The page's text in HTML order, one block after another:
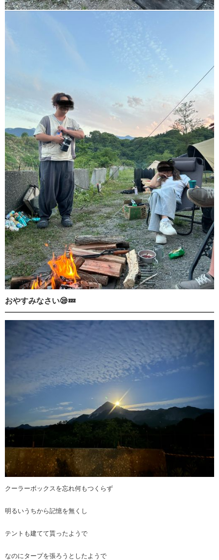
おやすみなさい😪💤
クーラーボックスを忘れ何もつくらず
明るいうちから記憶を無くし
テントも建てて貰ったようで
なのにタープを張ろうとしたようで